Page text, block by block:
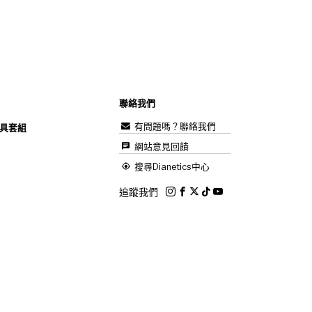
套組
聯絡我們
有問題嗎？聯絡我們
網站意見回饋
搜尋Dianetics中心
追蹤我們